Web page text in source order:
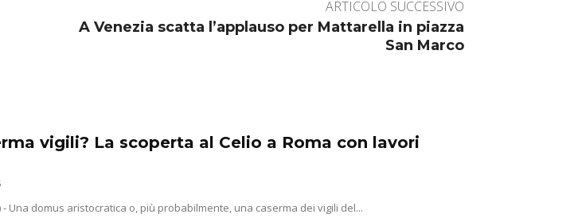
ARTICOLO SUCCESSIVO
A Venezia scatta l’applauso per Mattarella in piazza
San Marco
vigili? La scoperta al Celio a Roma con lavori
- Una domus aristocratica o, più probabilmente, una caserma dei vigili del...